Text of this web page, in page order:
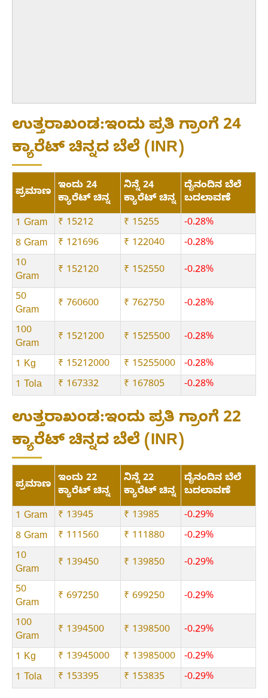
ಉತ್ತರಾಖಂಡ:ಇಂದು ಪ್ರತಿ ಗ್ರಾಂಗೆ 24
ಕ್ಯಾರೆಟ್ ಚಿನ್ನದ ಬೆಲೆ (INR)
ಪ್ರಮಾಣ ಇಂದು 24
ಕ್ಯಾರೆಟ್ ಚಿನ್ನ
ನಿನ್ನೆ 24
ಕ್ಯಾರೆಟ್ ಚಿನ್ನ
ದೈನಂದಿನ ಬೆಲೆ
ಬದಲಾವಣೆ
1 Gram
₹ 15212 ₹ 15255
-0.28%
8 Gram
₹ 121696 ₹ 122040
-0.28%
10
Gram
₹ 152120 ₹ 152550 -0.28%
50
Gram
₹ 760600 ₹ 762750 -0.28%
100
Gram
₹ 1521200 ₹ 1525500 -0.28%
1 Kg ₹ 15212000 ₹ 15255000
-0.28%
1 Tola
₹ 167332 ₹ 167805 -0.28%
ಉತ್ತರಾಖಂಡ:ಇಂದು ಪ್ರತಿ ಗ್ರಾಂಗೆ 22
ಕ್ಯಾರೆಟ್ ಚಿನ್ನದ ಬೆಲೆ (INR)
ಪ್ರಮಾಣ ಇಂದು 22
ಕ್ಯಾರೆಟ್ ಚಿನ್ನ
ನಿನ್ನೆ 22
ಕ್ಯಾರೆಟ್ ಚಿನ್ನ
ದೈನಂದಿನ ಬೆಲೆ
ಬದಲಾವಣೆ
1 Gram
₹ 13945 ₹ 13985
-0.29%
8 Gram
₹ 111560 ₹ 111880
-0.29%
10
Gram
₹ 139450 ₹ 139850 -0.29%
50
Gram
₹ 697250 ₹ 699250 -0.29%
100
Gram
₹ 1394500 ₹ 1398500 -0.29%
1 Kg ₹ 13945000 ₹ 13985000
-0.29%
1 Tola
₹ 153395 ₹ 153835 -0.29%